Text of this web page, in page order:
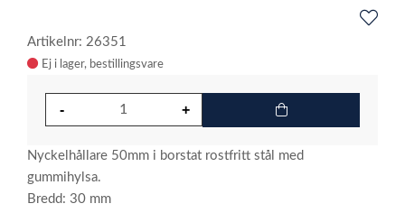
Artikelnr: 26351
Ej i lager
Nyckelhållare 50mm i borstat rostfritt stål med
gummihylsa.
Bredd: 30 mm